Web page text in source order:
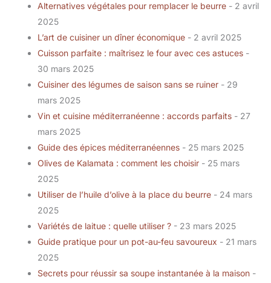
Alternatives végétales pour remplacer le beurre - 2 avril
2025
L’art de cuisiner un dîner économique - 2 avril 2025
Cuisson parfaite : maîtrisez le four avec ces astuces -
30 mars 2025
Cuisiner des légumes de saison sans se ruiner - 29
mars 2025
Vin et cuisine méditerranéenne : accords parfaits - 27
mars 2025
Guide des épices méditerranéennes - 25 mars 2025
Olives de Kalamata : comment les choisir - 25 mars
2025
Utiliser de l’huile d’olive à la place du beurre - 24 mars
2025
Variétés de laitue : quelle utiliser ? - 23 mars 2025
Guide pratique pour un pot-au-feu savoureux - 21 mars
2025
Secrets pour réussir sa soupe instantanée à la maison -